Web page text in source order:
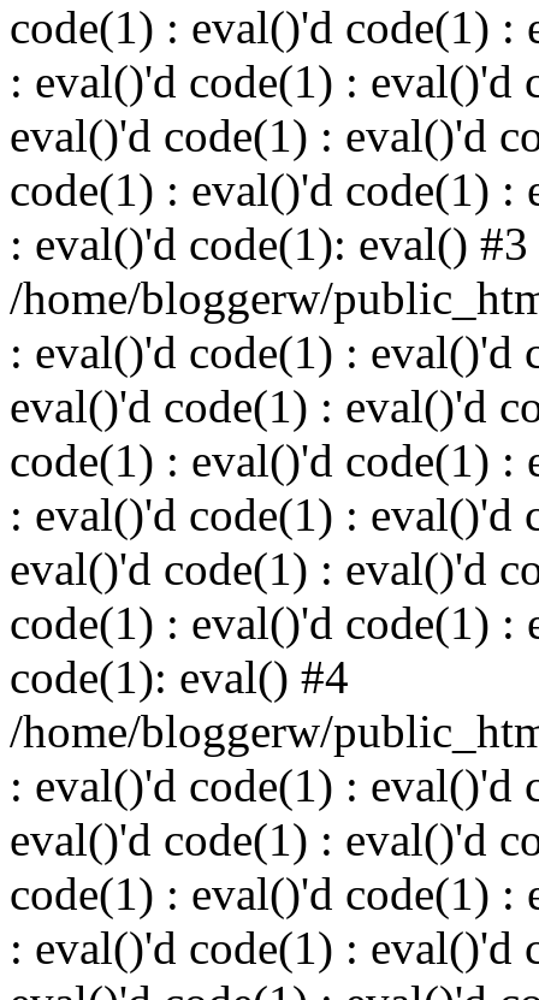
code(1) : eval()'d code(1) :
: eval()'d code(1) : eval()'d
eval()'d code(1) : eval()'d
code(1) : eval()'d code(1) :
: eval()'d code(1): eval() #3
/home/bloggerw/
: eval()'d code(1) : eval()'d
eval()'d code(1) : eval()'d
code(1) : eval()'d code(1) :
: eval()'d code(1) : eval()'d
eval()'d code(1) : eval()'d
code(1) : eval()'d code(1) :
code(1): eval() #4
/home/bloggerw/
: eval()'d code(1) : eval()'d
eval()'d code(1) : eval()'d
code(1) : eval()'d code(1) :
: eval()'d code(1) : eval()'d